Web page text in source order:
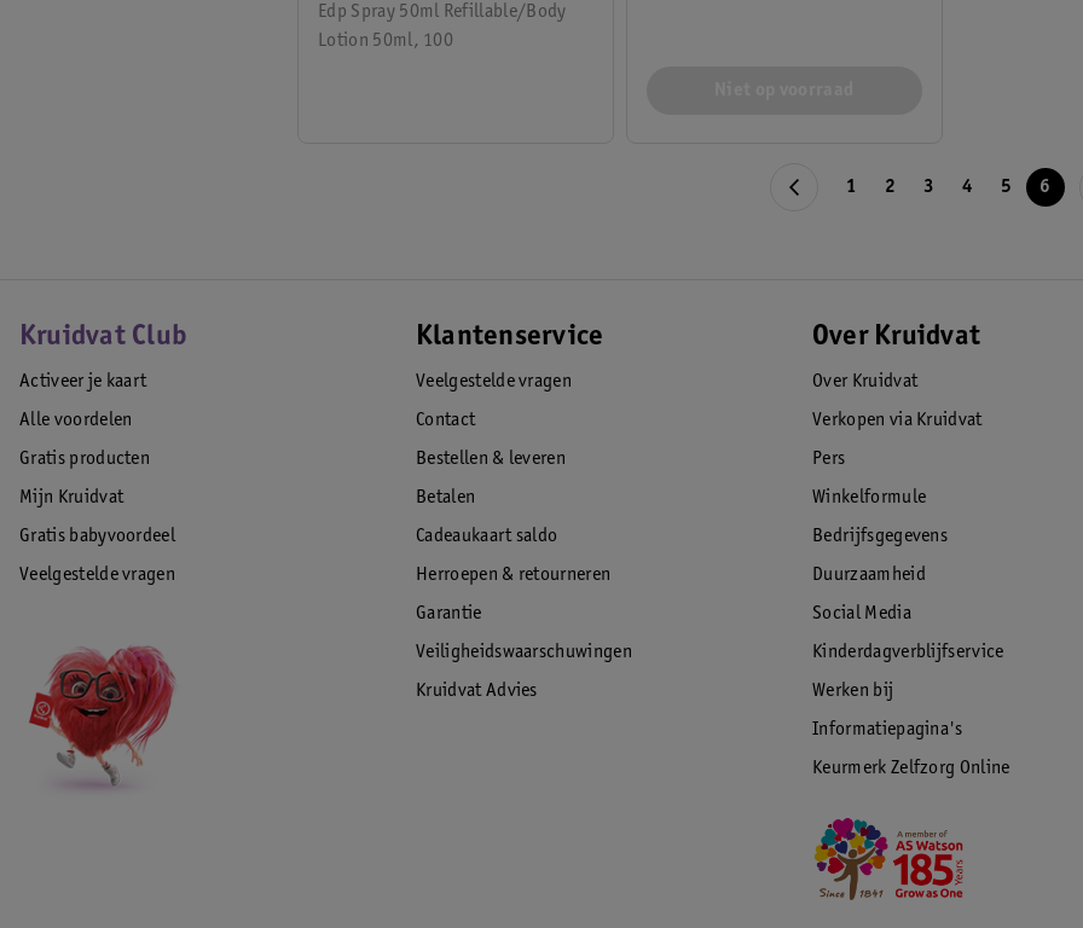
Edp Spray 50ml Refillable/Body
Lotion 50ml, 100
1 2 3 4 5 6
Kruidvat Club
Activeer je kaart
Alle voordelen
Gratis producten
Mijn Kruidvat
Gratis babyvoordeel
Veelgestelde vragen
Klantenservice
Veelgestelde vragen
Contact
Bestellen & leveren
Betalen
Cadeaukaart saldo
Herroepen & retourneren
Garantie
Veiligheidswaarschuwingen
Kruidvat Advies
Over Kruidvat
Over Kruidvat
Verkopen via Kruidvat
Pers
Winkelformule
Bedrijfsgegevens
Duurzaamheid
Social Media
Kinderdagverblijfservice
Werken bij
Informatiepagina's
Keurmerk Zelfzorg Online